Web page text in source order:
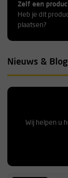
Zelf een
Heb je dit
plaatsen?
Nieuws &
Wij helpen u